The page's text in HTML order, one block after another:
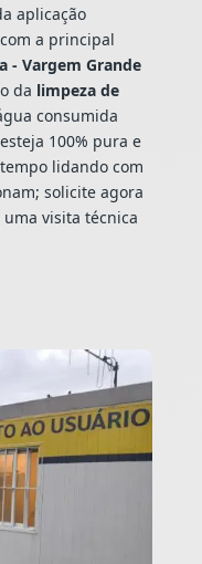
aplicação
a principal
- Vargem Grande
da limpeza de
consumida
100% pura e
lidando com
solicite agora
visita técnica